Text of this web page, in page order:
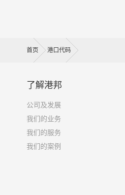
首页 港口代码
了解港邦
公司及发展
我们的业务
我们的服务
我们的案例